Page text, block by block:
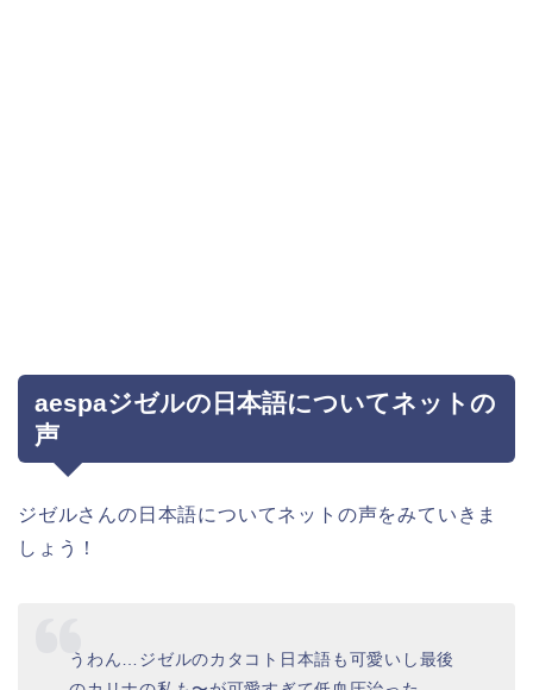
aespaジゼルの日本語についてネットの
声
ジゼルさんの日本語についてネットの声をみていきま
しょう！
うわん…ジゼルのカタコト日本語も可愛いし最後